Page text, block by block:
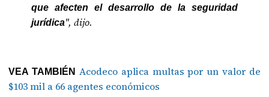
que afecten el desarrollo de la seguridad
jurídica", dijo.
VEA TAMBIÉN Acodeco aplica multas por un valor de
$103 mil a 66 agentes económicos